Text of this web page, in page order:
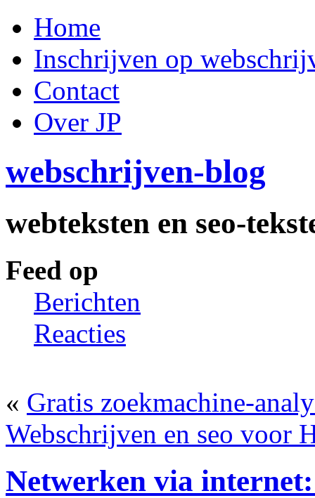
Home
Inschrijven op
Contact
Over JP
webschrijven-blog
webteksten en seo-
Feed op
Berichten
Reacties
« Gratis zoekmachine-
Webschrijven en seo voor
Netwerken via